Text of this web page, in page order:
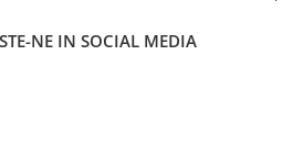
NE IN SOCIAL MEDIA